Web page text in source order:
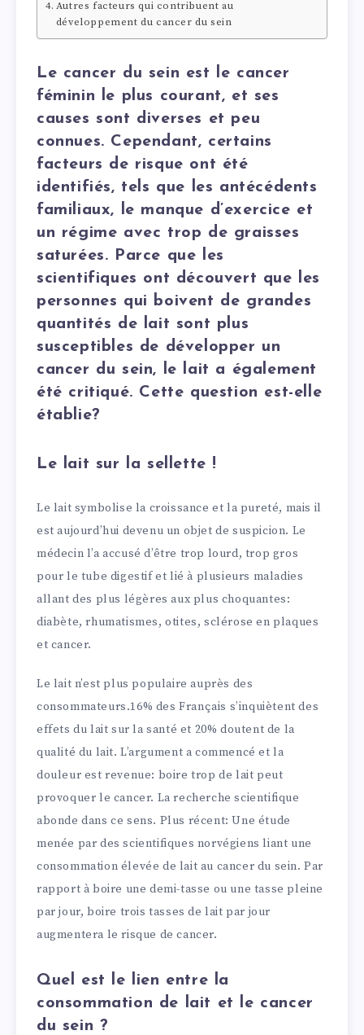
Autres facteurs qui contribuent au
développement du cancer du sein
Le cancer du sein est le cancer
féminin le plus courant, et ses
causes sont diverses et peu
connues. Cependant, certains
facteurs de risque ont été
identifiés, tels que les antécédents
familiaux, le manque d’exercice et
un régime avec trop de graisses
saturées. Parce que les
scientifiques ont découvert que les
personnes qui boivent de grandes
quantités de lait sont plus
susceptibles de développer un
cancer du sein, le lait a également
été critiqué. Cette question est-elle
établie?
Le lait sur la sellette !
Le lait symbolise la croissance et la pureté, mais il
est aujourd’hui devenu un objet de suspicion. Le
médecin l’a accusé d’être trop lourd, trop gros
pour le tube digestif et lié à plusieurs maladies
allant des plus légères aux plus choquantes:
diabète, rhumatismes, otites, sclérose en plaques
et cancer.
Le lait n’est plus populaire auprès des
consommateurs.16% des Français s’inquiètent des
effets du lait sur la santé et 20% doutent de la
qualité du lait. L’argument a commencé et la
douleur est revenue: boire trop de lait peut
provoquer le cancer. La recherche scientifique
abonde dans ce sens. Plus récent: Une étude
menée par des scientifiques norvégiens liant une
consommation élevée de lait au cancer du sein. Par
rapport à boire une demi-tasse ou une tasse pleine
par jour, boire trois tasses de lait par jour
augmentera le risque de cancer.
Quel est le lien entre la
consommation de lait et le cancer
du sein ?